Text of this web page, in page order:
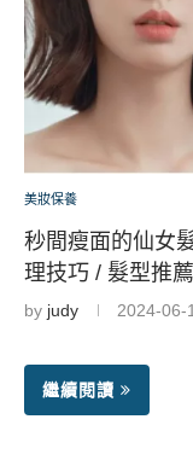
美妝保養
秒間瘦面的仙女
理技巧 / 髮型推
by judy 2024-06-
繼續閱讀